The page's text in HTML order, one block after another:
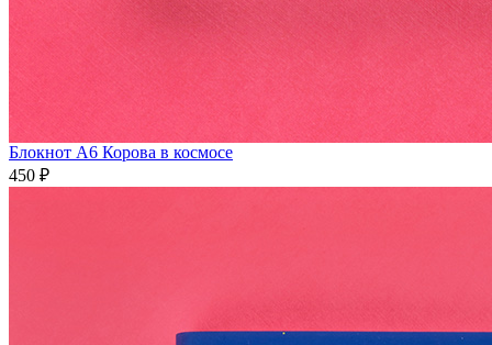
Блокнот А6 Корова в космосе
450 ₽